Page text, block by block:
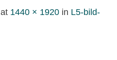
at 1440 × 1920 in L5-bild-